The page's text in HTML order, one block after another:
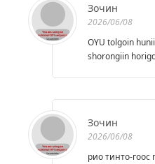
Зочин
2026/06/08
OYU tolgoin
shorongiin
Зочин
2026/06/08
рио тинто-